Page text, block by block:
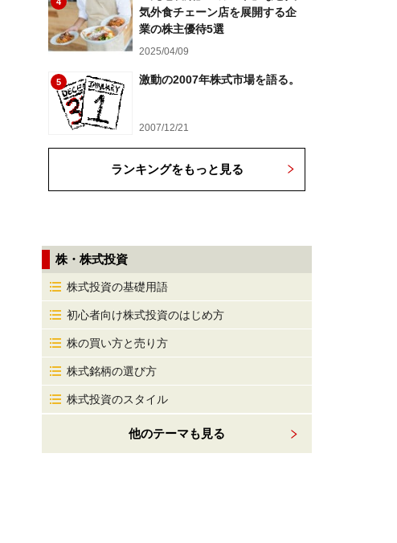
気外食チェーン店を展開する企
業の株主優待5選
2025/04/09
5 激動の2007年株式市場を語る。
2007/12/21
ランキングをもっと見る
株・株式投資
株式投資の基礎用語
初心者向け株式投資のはじめ方
株の買い方と売り方
株式銘柄の選び方
株式投資のスタイル
他のテーマも見る